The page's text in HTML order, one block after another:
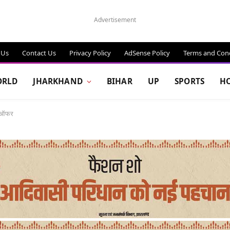
Advertisement
Contact Us Privacy Policy AdSense Policy Terms and
JHARKHAND BIHAR UP SPORTS
ऑफर